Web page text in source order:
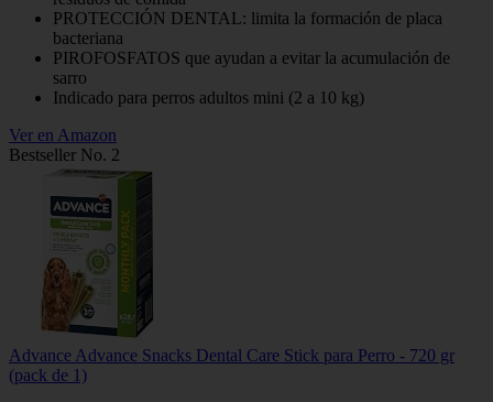
PROTECCIÓN DENTAL: limita la formación de placa
bacteriana
PIROFOSFATOS que ayudan a evitar la acumulación de
sarro
Indicado para perros adultos mini (2 a 10 kg)
Ver en Amazon
Bestseller No. 2
Advance Advance Snacks Dental Care Stick para Perro - 720 gr
(pack de 1)